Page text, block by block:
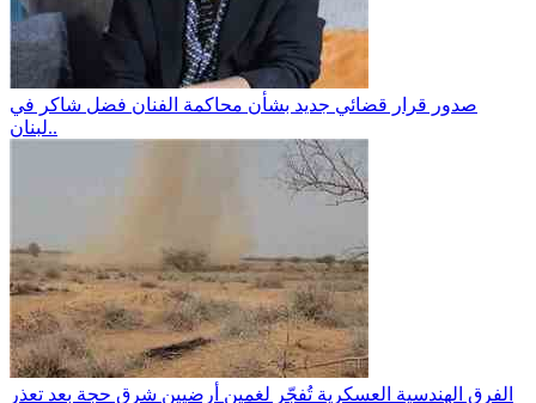
صدور قرار قضائي جديد بشأن محاكمة الفنان فضل شاكر في
لبنان..
الفرق الهندسية العسكرية تُفجّر لغمين أرضيين شرق حجة بعد تعذر